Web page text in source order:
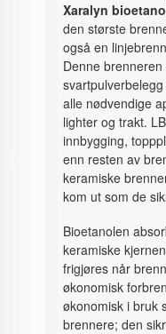
Xaralyn
den største
også en
Denne
alle nødvendige
lighter og trakt.
innbygging,
enn resten av
keramiske
kom ut som de
Bioetanolen
keramiske
frigjøres når
økonomisk
økonomisk i bruk
brennere; den